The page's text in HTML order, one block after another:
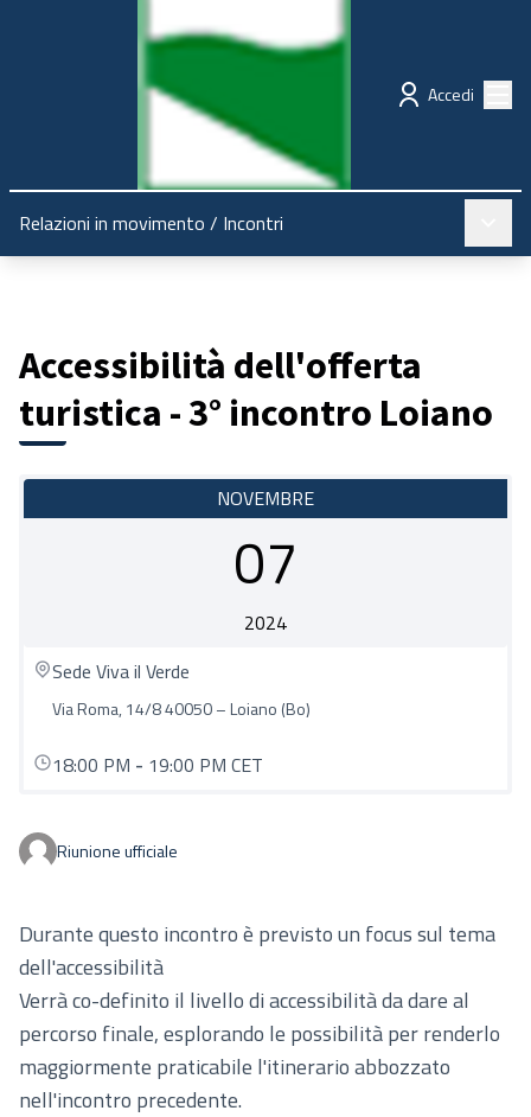
Regione Emilia-Romagna Partecipazione
Accedi
Relazioni in movimento / Incontri
Accessibilità dell'offerta
turistica - 3° incontro Loiano
NOVEMBRE
07
2024
Sede Viva il Verde
Via Roma, 14/8 40050 – Loiano (Bo)
18:00 PM - 19:00 PM CET
Riunione ufficiale
Durante questo incontro è previsto un focus sul tema
dell'accessibilità
Verrà co-definito il livello di accessibilità da dare al
percorso finale, esplorando le possibilità per renderlo
maggiormente praticabile l'itinerario abbozzato
nell'incontro precedente.